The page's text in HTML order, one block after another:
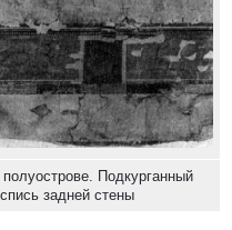
Подкурганный
задней стены